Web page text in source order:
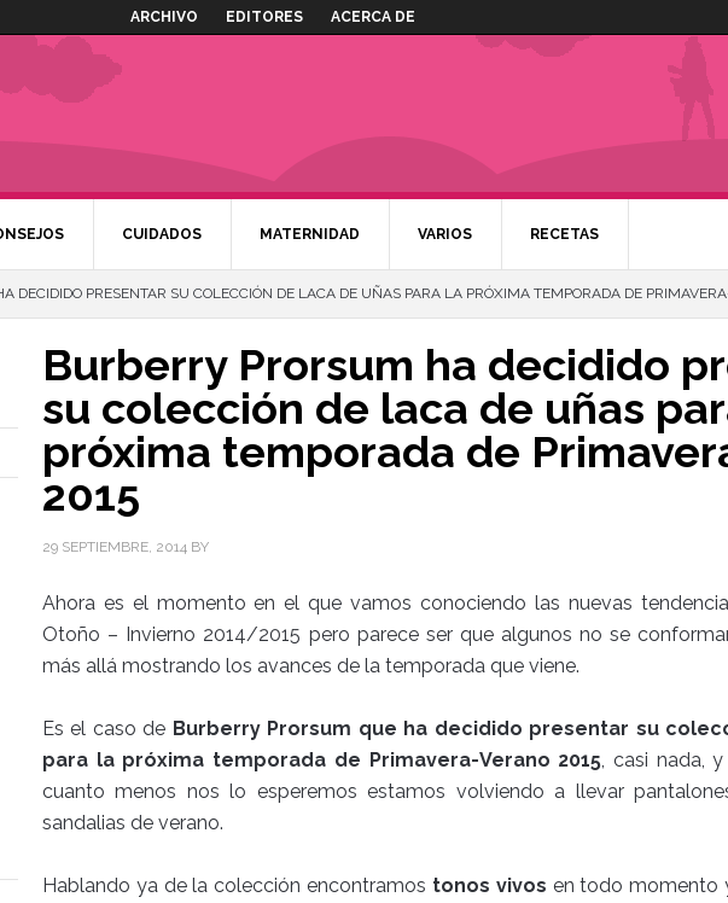
ARCHIVO EDITORES ACERCA DE
CUIDADOS MATERNIDAD VARIOS RECETAS
DECIDIDO PRESENTAR SU COLECCIÓN DE LACA DE UÑAS PARA LA PRÓXIMA TEMPORADA DE
Burberry Prorsum ha decidido
su colección de laca de uñas
próxima temporada de
2015
29 SEPTIEMBRE, 2014 BY
Ahora es el momento en el que vamos conociendo las nuevas
Otoño – Invierno 2014/2015 pero parece ser que algunos no se
más allá mostrando los avances de la temporada que viene.
Es el caso de Burberry Prorsum que ha decidido presentar su
para la próxima temporada de Primavera-Verano 2015, casi nada,
cuanto menos nos lo esperemos estamos volviendo a llevar
sandalias de verano.
Hablando ya de la colección encontramos tonos vivos en todo momento